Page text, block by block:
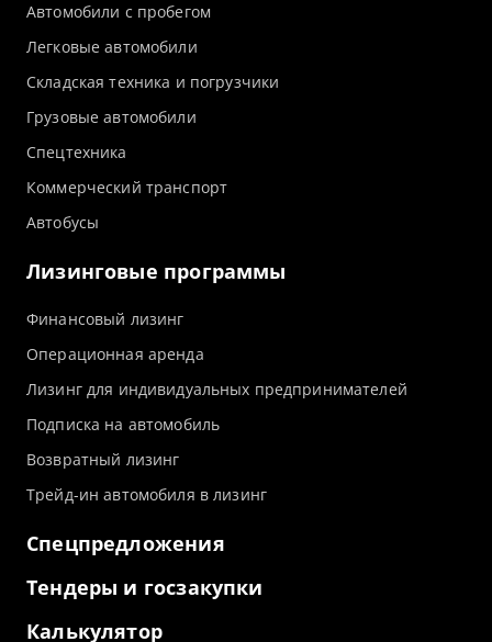
Автомобили с пробегом
Легковые автомобили
Складская техника и погрузчики
Грузовые автомобили
Спецтехника
Коммерческий транспорт
Автобусы
Лизинговые программы
Финансовый лизинг
Операционная аренда
Лизинг для индивидуальных предпринимателей
Подписка на автомобиль
Возвратный лизинг
Трейд-ин автомобиля в лизинг
Спецпредложения
Тендеры и госзакупки
Калькулятор